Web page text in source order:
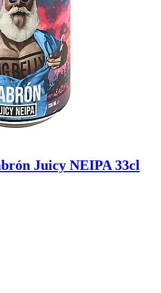
Juicy NEIPA 33cl